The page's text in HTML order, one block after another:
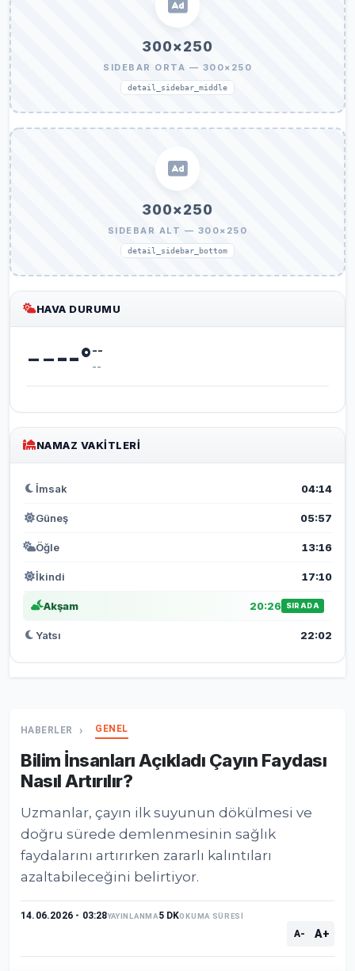
300×250
SIDEBAR ORTA — 300×250
detail_sidebar_middle
300×250
SIDEBAR ALT — 300×250
detail_sidebar_bottom
HAVA DURUMU
----°--
--
NAMAZ VAKITLERI
İmsak 04:14
Güneş 05:57
Öğle 13:16
İkindi 17:10
Akşam 20:26 SIRADA
Yatsı 22:02
HABERLER GENEL
Bilim İnsanları Açıkladı Çayın Faydası
Nasıl Artırılır?
Uzmanlar, çayın ilk suyunun dökülmesi ve
doğru sürede demlenmesinin sağlık
faydalarını artırırken zararlı kalıntıları
azaltabileceğini belirtiyor.
14.06.2026 - 03:28YAYINLANMA5 DKOKUMA SÜRESİ
A- A+